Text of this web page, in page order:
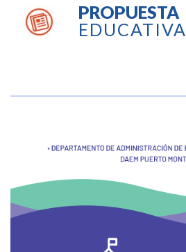
PROPUESTA
EDUCATIVA